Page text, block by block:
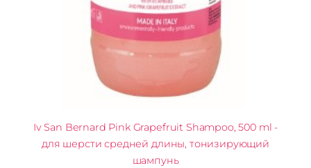
Iv San Bernard Pink Grapefruit Shampoo, 500 ml -
для шерсти средней длины, тонизирующий
шампунь